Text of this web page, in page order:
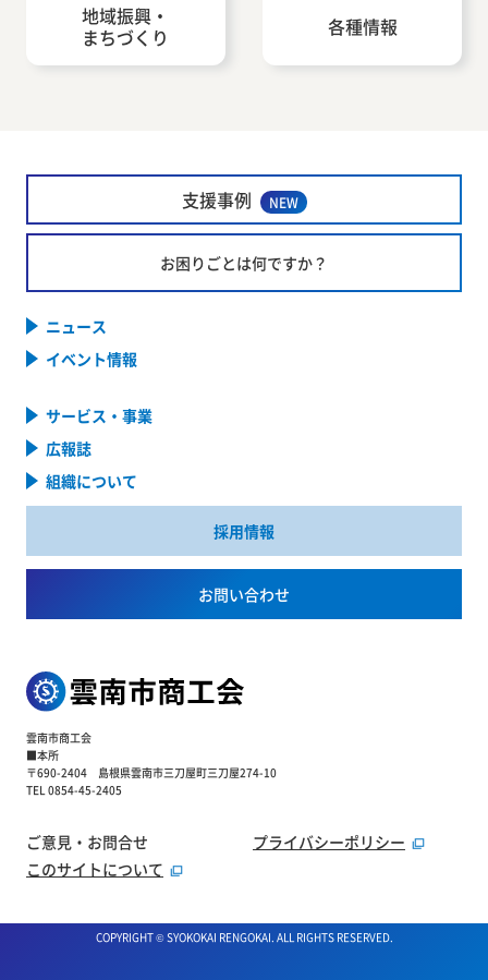
地域振興・
まちづくり
各種情報
支援事例 NEW
お困りごとは何ですか？
ニュース
イベント情報
サービス・事業
広報誌
組織について
採用情報
お問い合わせ
雲南市商工会
■本所
〒690-2404 島根県雲南市三刀屋町三刀屋274-10
TEL 0854-45-2405
ご意見・お問合せ
プライバシーポリシー
このサイトについて
COPYRIGHT © SYOKOKAI RENGOKAI. ALL RIGHTS RESERVED.